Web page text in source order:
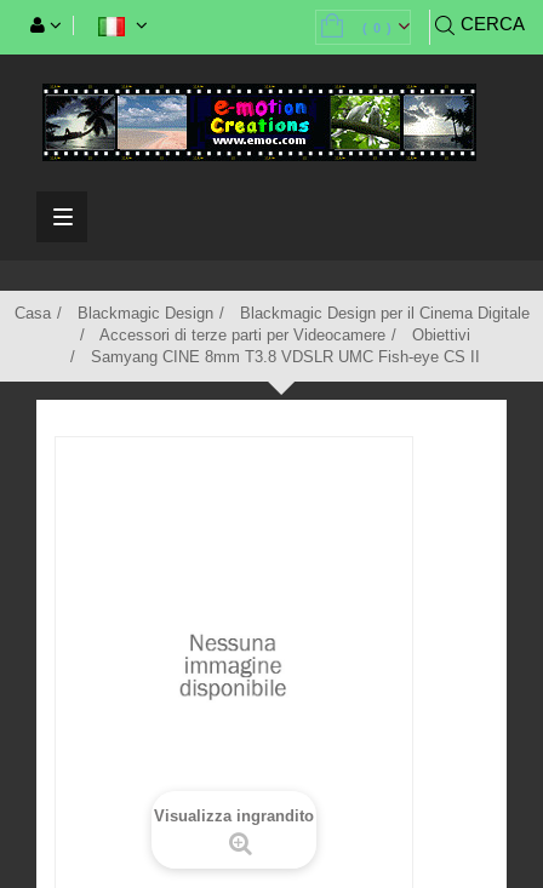
CERCA
( 0 )
Casa Blackmagic Design
Blackmagic Design per il Cinema Digitale
Accessori di terze parti per Videocamere
Obiettivi
Samyang CINE 8mm T3.8 VDSLR UMC Fish-eye CS II
Visualizza ingrandito